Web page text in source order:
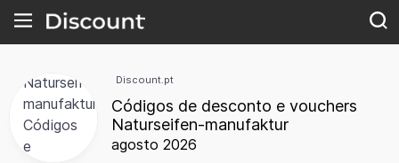
Discount.pt
Códigos de desconto e vouchers
Naturseifen-manufaktur
agosto 2026